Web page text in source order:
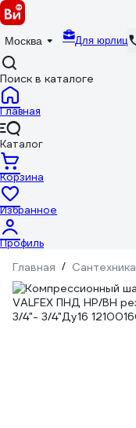
Москва Для юрлиц
Поиск в каталоге
Главная
Каталог
Корзина
Избранное
Профиль
Главная / Сантехника